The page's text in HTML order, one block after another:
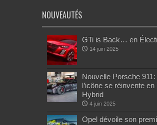
NOUVEAUTÉS
GTi is Back… en
14 juin 2025
Nouvelle Porsche 911:
l’icône se réinvente en
Hybrid
4 juin 2025
Opel dévoile son